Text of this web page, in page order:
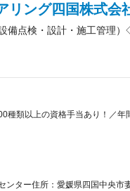
リング四国株式会
備点検・設計・施工管理
種類以上の資格手当あり！／
ンター住所：愛媛県四国中央